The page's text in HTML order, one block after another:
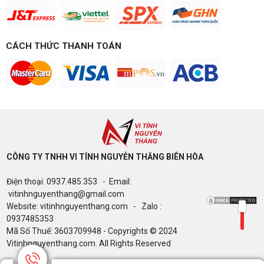
chơi game của bạn.
Build PC gaming 15 triệu chơi được
Build PC gaming 15 triệu chơi được game gì? Vi
dễ nâng cấp CPU/VGA sau này, tư vấn miễn phí
theo đúng ngân sách.
Build PC gaming theo ngân sách từ 10-40 triệu:
cách phân bổ CPU, GPU, RAM hợp lý, chọn
Intel/AMD và tránh sai tương thích. Tư vấn miễn
phí tại Vi tính Nguyễn Thắng.
GIGABYTE & INTEL CORE ULTRA 200S
PLUS – NHẬN VOUCHER ĐẾN 800K
Thông báo v/v sử dụng phần mềm bản
quyền ( Vi tính Nguyễn Thắng)
CÁCH THỨC THANH TOÁN
CÔNG TY TNHH VI TÍNH NGUYỄN THẮNG BIÊN HÒA​
Điện thoại: 0937.485.353 - Email:
vitinhnguyenthang@gmail.com
Website: vitinhnguyenthang.com - Zalo :
0937485353
Mã Số Thuế: 3603709948 - Copyrights © 2024
Vitinhnguyenthang.com. All Rights Reserved